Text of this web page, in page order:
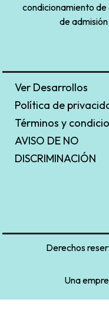
condicionamiento de
de
Ver Desarrollos
Política de
Términos y
AVISO DE NO
DISCRIMINACIÓN
Derechos
Una